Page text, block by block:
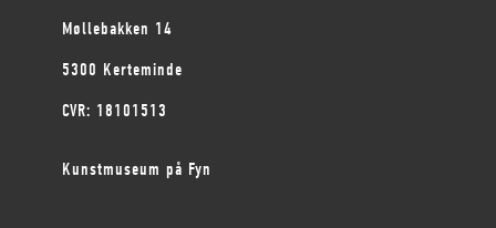
Møllebakken 14
5300 Kerteminde
CVR: 18101513
Kunstmuseum på Fyn